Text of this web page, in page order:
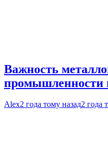
Важность
промышленности
Alex2 года тому назад2 года